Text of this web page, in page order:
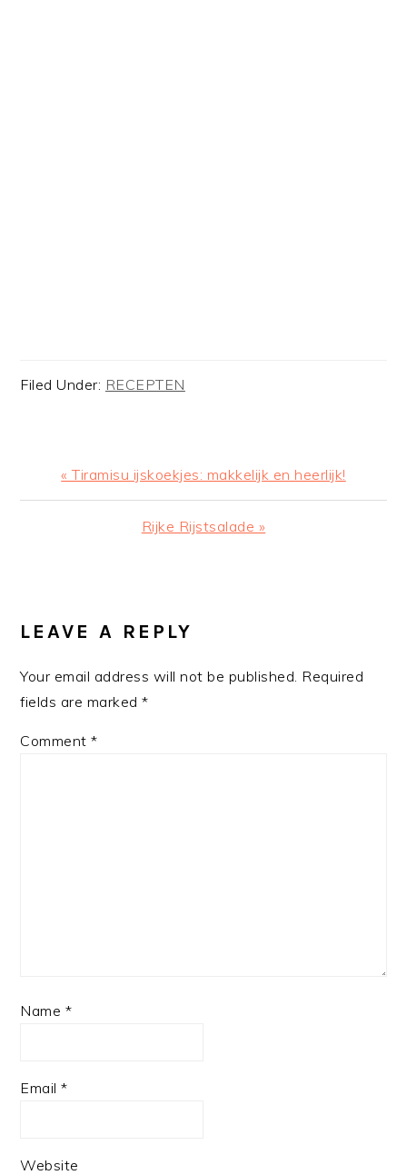
Filed Under: RECEPTEN
Previous
Post:
« Tiramisu ijskoekjes: makkelijk en heerlijk!
Next
Rijke Rijstsalade »
INTERACTIONS
LEAVE A REPLY
Your email address will not be published. Required
fields are marked*
Comment*
Name *
Email*
Website